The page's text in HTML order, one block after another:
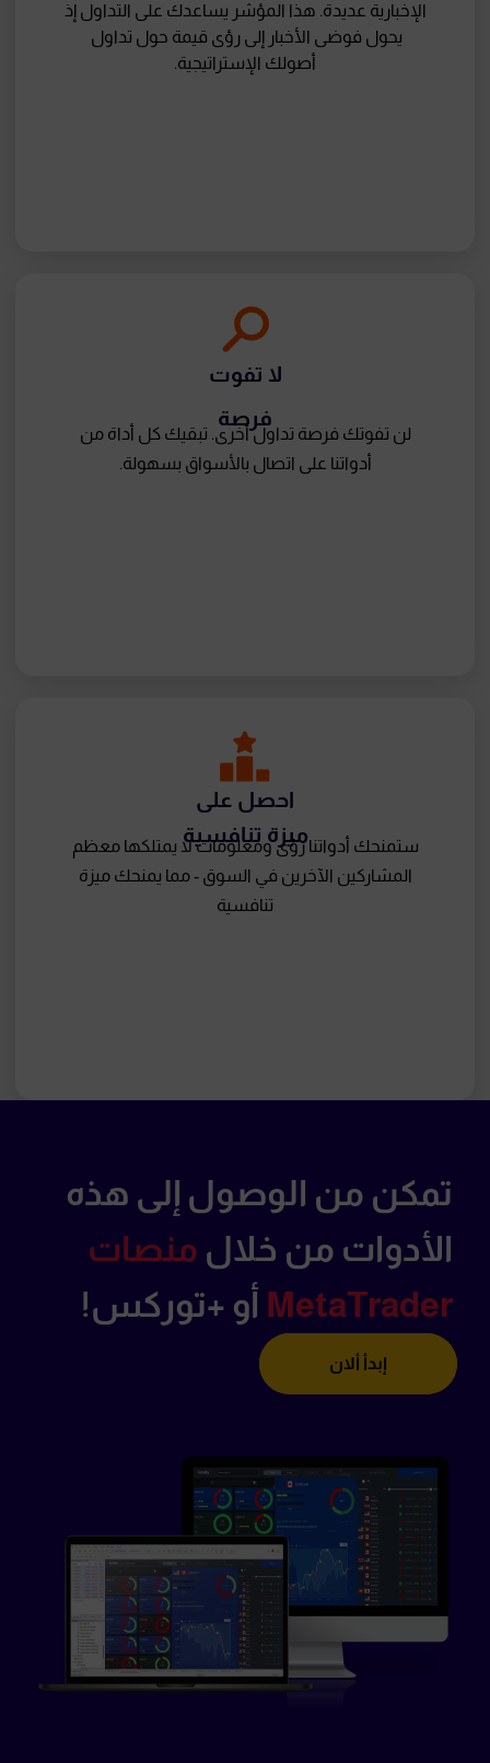
الإخبارية عديدة. هذا المؤشر يساعدك على التداول إذ
يحول فوضى الأخبار إلى رؤى قيمة حول تداول
أصولك الإستراتيجية.
لا تفوت
فرصة
لن تفوتك فرصة تداول أخرى. تبقيك كل أداة من
أدواتنا على اتصال بالأسواق بسهولة.
احصل على
ميزة تنافسية
ستمنحك أدواتنا رؤى ومعلومات لا يمتلكها معظم
المشاركين الآخرين في السوق - مما يمنحك ميزة
تنافسية
تمكن من الوصول إلى هذه
الأدوات من خلال منصات
MetaTrader أو +توركس!
إبدأ ألان